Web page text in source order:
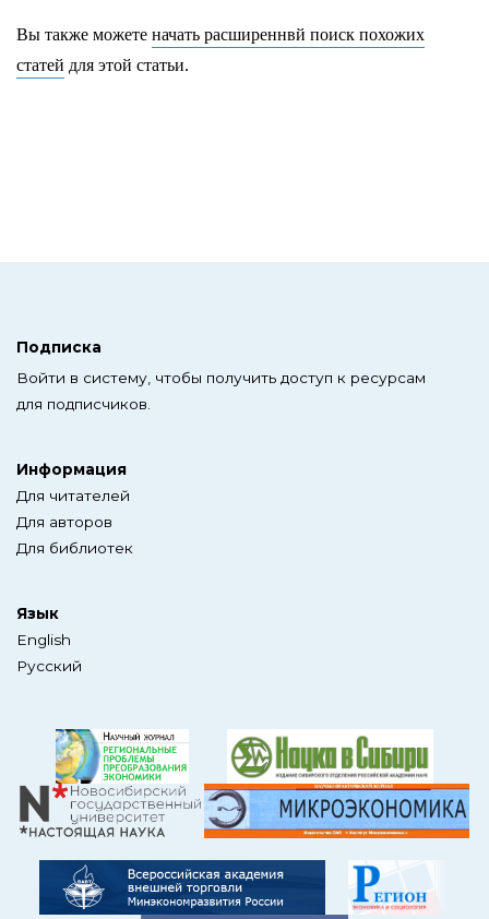
Вы также можетеначать расширеннвй поиск похожих
статей для этой статьи.
Подписка
Войти в систему, чтобы получить доступ к ресурсам
для подписчиков.
Информация
Для читателей
Для авторов
Для библиотек
Язык
English
Русский